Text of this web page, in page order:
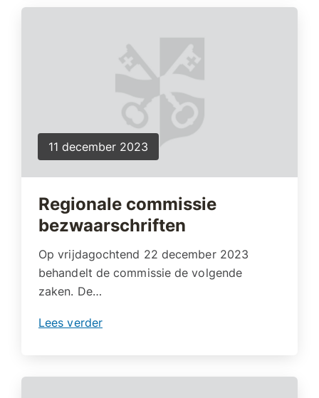
Regionale commissie
bezwaarschriften
11 december 2023
Op vrijdagochtend 22 december 2023
behandelt de commissie de volgende
zaken. De…
Lees verder